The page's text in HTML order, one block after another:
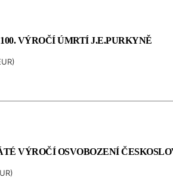
100. VÝROČÍ ÚMRTÍ J.E.PURKYNĚ
)
VÝROČÍ OSVOBOZENÍ
)